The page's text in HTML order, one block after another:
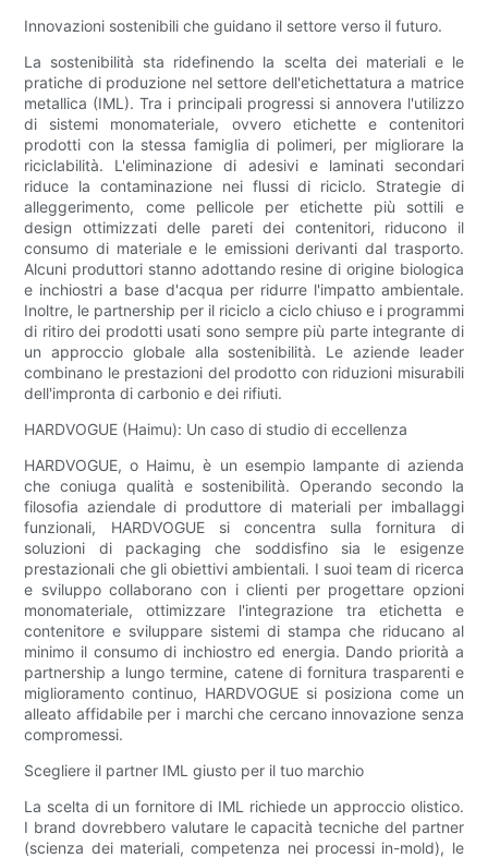
Innovazioni sostenibili che guidano il settore verso il futuro.
La sostenibilità sta ridefinendo la scelta dei materiali e le
pratiche di produzione nel settore dell'etichettatura a matrice
metallica (IML). Tra i principali progressi si annovera l'utilizzo
di sistemi monomateriale, ovvero etichette e contenitori
prodotti con la stessa famiglia di polimeri, per migliorare la
riciclabilità. L'eliminazione di adesivi e laminati secondari
riduce la contaminazione nei flussi di riciclo. Strategie di
alleggerimento, come pellicole per etichette più sottili e
design ottimizzati delle pareti dei contenitori, riducono il
consumo di materiale e le emissioni derivanti dal trasporto.
Alcuni produttori stanno adottando resine di origine biologica
e inchiostri a base d'acqua per ridurre l'impatto ambientale.
Inoltre, le partnership per il riciclo a ciclo chiuso e i programmi
di ritiro dei prodotti usati sono sempre più parte integrante di
un approccio globale alla sostenibilità. Le aziende leader
combinano le prestazioni del prodotto con riduzioni misurabili
dell'impronta di carbonio e dei rifiuti.
HARDVOGUE (Haimu): Un caso di studio di eccellenza
HARDVOGUE, o Haimu, è un esempio lampante di azienda
che coniuga qualità e sostenibilità. Operando secondo la
filosofia aziendale di produttore di materiali per imballaggi
funzionali, HARDVOGUE si concentra sulla fornitura di
soluzioni di packaging che soddisfino sia le esigenze
prestazionali che gli obiettivi ambientali. I suoi team di ricerca
e sviluppo collaborano con i clienti per progettare opzioni
monomateriale, ottimizzare l'integrazione tra etichetta e
contenitore e sviluppare sistemi di stampa che riducano al
minimo il consumo di inchiostro ed energia. Dando priorità a
partnership a lungo termine, catene di fornitura trasparenti e
miglioramento continuo, HARDVOGUE si posiziona come un
alleato affidabile per i marchi che cercano innovazione senza
compromessi.
Scegliere il partner IML giusto per il tuo marchio
La scelta di un fornitore di IML richiede un approccio olistico.
I brand dovrebbero valutare le capacità tecniche del partner
(scienza dei materiali, competenza nei processi in-mold), le